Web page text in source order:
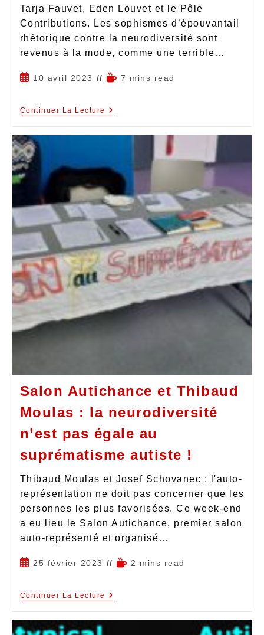
Tarja Fauvet, Eden Louvet et le Pôle
Contributions. Les sophismes d’épouvantail
rhétorique contre la neurodiversité sont
revenus à la mode, comme une terrible…
10 avril 2023 7 mins read
Continuer La Lecture
Salon Autichance et Thibaud
Moulas : la neurodiversité
n’est pas égale au
suprématisme autiste !
Thibaud Moulas et Josef Schovanec : l'auto-
représentation ne doit pas concerner que les
personnes les plus favorisées. Ce week-end
a eu lieu le Salon Autichance, premier salon
auto-représenté et organisé…
25 février 2023 2 mins read
Continuer La Lecture